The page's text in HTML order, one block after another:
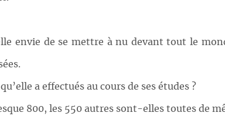
envie de se mettre à nu devant tout le
a effectués au cours de ses études ?
800, les 550 autres sont-elles toutes de